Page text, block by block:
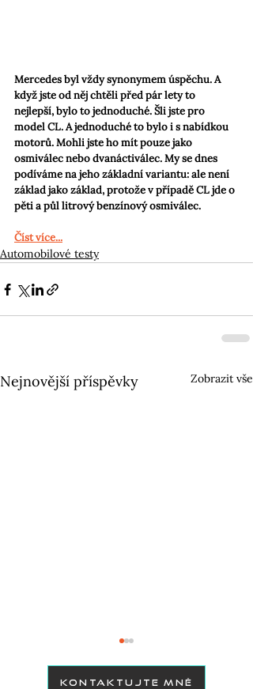
Mercedes byl vždy synonymem úspěchu. A
když jste od něj chtěli před pár lety to
nejlepší, bylo to jednoduché. Šli jste pro
model CL. A jednoduché to bylo i s nabídkou
motorů. Mohli jste ho mít pouze jako
osmiválec nebo dvanáctiválec. My se dnes
podíváme na jeho základní variantu: ale není
základ jako základ, protože v případě CL jde o
pěti a půl litrový benzínový osmiválec.
Číst více...
Automobilové testy
Nejnovější příspěvky Zobrazit vše
KONTAKTUJTE MNĚ